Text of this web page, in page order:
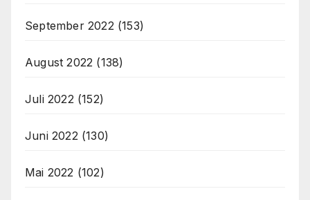
September 2022 (153)
August 2022 (138)
Juli 2022 (152)
Juni 2022 (130)
Mai 2022 (102)